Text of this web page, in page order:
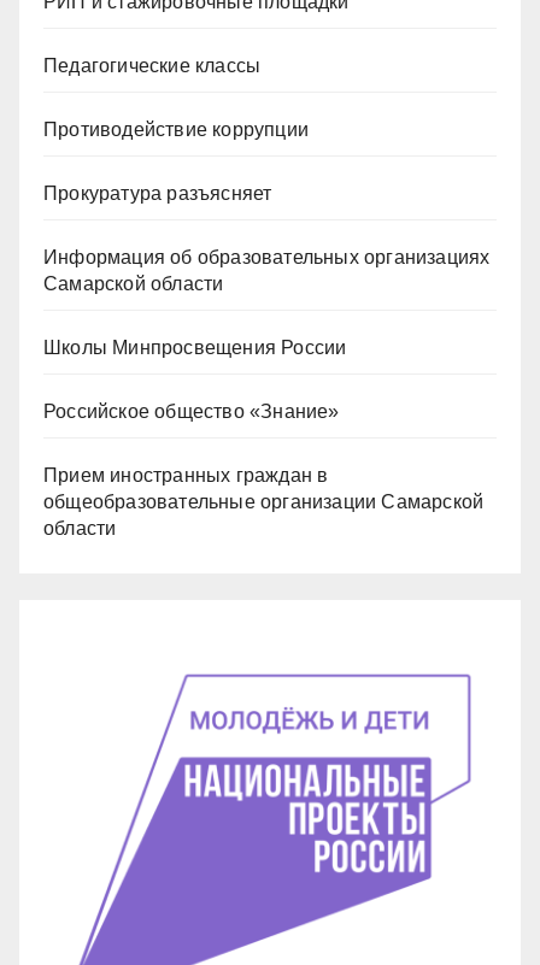
Педагогические классы
Противодействие коррупции
Прокуратура разъясняет
Информация об образовательных организациях
Самарской области
Школы Минпросвещения России
Российское общество «Знание»
Прием иностранных граждан в
общеобразовательные организации Самарской
области